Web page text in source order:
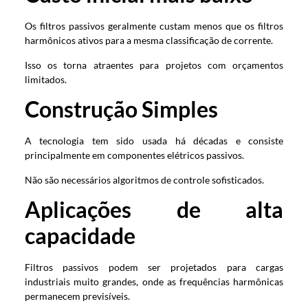
Os filtros passivos geralmente custam menos que os filtros
harmônicos ativos para a mesma classificação de corrente.
Isso os torna atraentes para projetos com orçamentos
limitados.
Construção Simples
A tecnologia tem sido usada há décadas e consiste
principalmente em componentes elétricos passivos.
Não são necessários algoritmos de controle sofisticados.
Aplicações de alta
capacidade
Filtros passivos podem ser projetados para cargas
industriais muito grandes, onde as frequências harmônicas
permanecem previsíveis.